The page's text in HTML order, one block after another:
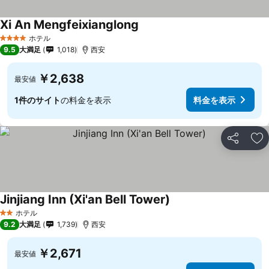
4 ホテルのランク
ホテル
Xi An Mengfeixianglong
9.5 大満足 1,018 西安
最安値 ￥2,638
1件のサイトの料金を表示 料金を表示
シェア お
2 ホテルのランク
ホテル
Jinjiang Inn (Xi'an Bell Tower)
9.2 大満足 1,739 西安
最安値 ￥2,671